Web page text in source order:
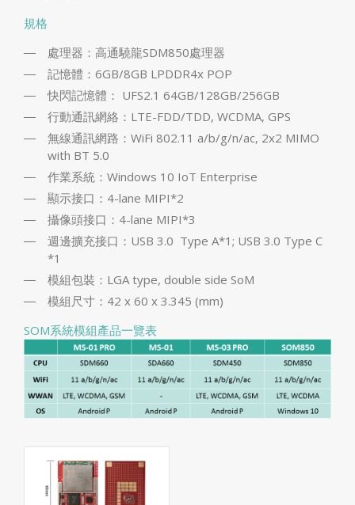
規格
處理器：高通驍龍SDM850處理器
記憶體：6GB/8GB LPDDR4x POP
快閃記憶體： UFS2.1 64GB/128GB/256GB
行動通訊網絡：LTE-FDD/TDD, WCDMA, GPS
無線通訊網路：WiFi 802.11 a/b/g/n/ac, 2x2 MIMO
with BT 5.0
作業系統：Windows 10 IoT Enterprise
顯示接口：4-lane MIPI*2
攝像頭接口：4-lane MIPI*3
週邊擴充接口：USB 3.0 Type A*1; USB 3.0 Type C
*1
模組包裝：LGA type, double side SoM
模組尺寸：42 x 60 x 3.345 (mm)
SOM系統模組產品一覽表